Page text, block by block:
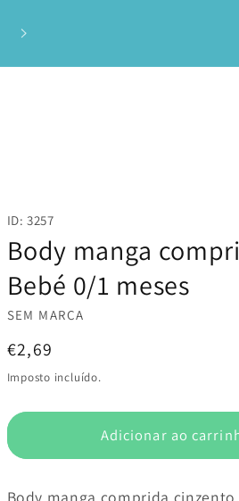
g
ID: 3257
Body manga
Bebé 0/1 meses
SEM MARCA
Preço
normal
€2,69
Imposto incluído.
Adicionar ao
Body manga comprida